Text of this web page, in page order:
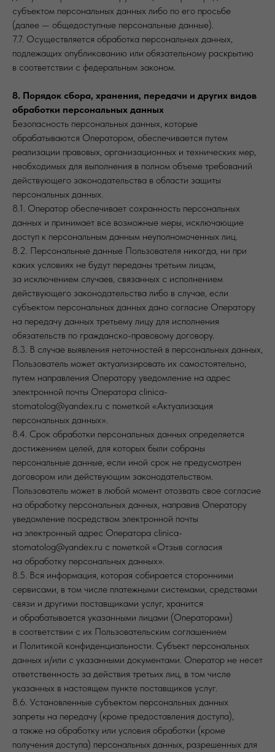
субъектом персональных данных либо по его просьбе
(далее — общедоступные персональные данные).
7.7. Осуществляется обработка персональных данных,
подлежащих опубликованию или обязательному раскрытию
в соответствии с федеральным законом.
8. Порядок сбора, хранения, передачи и других видов
обработки персональных данных
Безопасность персональных данных, которые
обрабатываются Оператором, обеспечивается путем
реализации правовых, организационных и технических мер,
необходимых для выполнения в полном объеме требований
действующего законодательства в области защиты
персональных данных.
8.1. Оператор обеспечивает сохранность персональных
данных и принимает все возможные меры, исключающие
доступ к персональным данным неуполномоченных лиц.
8.2. Персональные данные Пользователя никогда, ни при
каких условиях не будут переданы третьим лицам,
за исключением случаев, связанных с исполнением
действующего законодательства либо в случае, если
субъектом персональных данных дано согласие Оператору
на передачу данных третьему лицу для исполнения
обязательств по гражданско-правовому договору.
8.3. В случае выявления неточностей в персональных данных,
Пользователь может актуализировать их самостоятельно,
путем направления Оператору уведомление на адрес
электронной почты Оператора clinica-
stomatolog@yandex.ru с пометкой «Актуализация
персональных данных».
8.4. Срок обработки персональных данных определяется
достижением целей, для которых были собраны
персональные данные, если иной срок не предусмотрен
договором или действующим законодательством.
Пользователь может в любой момент отозвать свое согласие
на обработку персональных данных, направив Оператору
уведомление посредством электронной почты
на электронный адрес Оператора clinica-
stomatolog@yandex.ru с пометкой «Отзыв согласия
на обработку персональных данных».
8.5. Вся информация, которая собирается сторонними
сервисами, в том числе платежными системами, средствами
связи и другими поставщиками услуг, хранится
и обрабатывается указанными лицами (Операторами)
в соответствии с их Пользовательским соглашением
и Политикой конфиденциальности. Субъект персональных
данных и/или с указанными документами. Оператор не несет
ответственность за действия третьих лиц, в том числе
указанных в настоящем пункте поставщиков услуг.
8.6. Установленные субъектом персональных данных
запреты на передачу (кроме предоставления доступа),
а также на обработку или условия обработки (кроме
получения доступа) персональных данных, разрешенных для